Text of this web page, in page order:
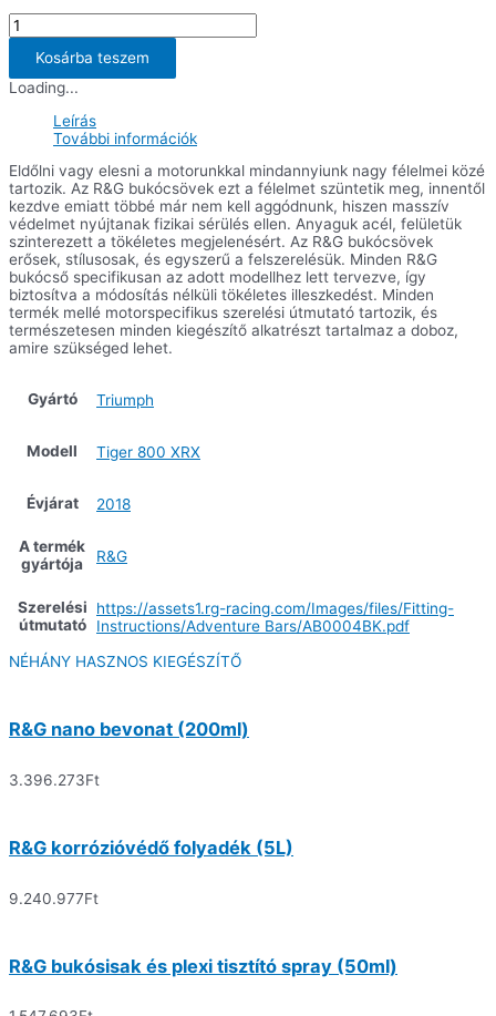
Bukócsövek
Triumph
Tiger
800
'11-
XC
'11-
'17/
Tiger
800
XCA
'18-
/
Tiger
800
XCX
/
mennyiség
Kosárba teszem
Loading...
Leírás
További információk
Eldőlni vagy elesni a motorunkkal mindannyiunk nagy félelmei közé
tartozik. Az R&G bukócsövek ezt a félelmet szüntetik meg, innentől
kezdve emiatt többé már nem kell aggódnunk, hiszen masszív
védelmet nyújtanak fizikai sérülés ellen. Anyaguk acél, felületük
szinterezett a tökéletes megjelenésért. Az R&G bukócsövek
erősek, stílusosak, és egyszerű a felszerelésük. Minden R&G
bukócső specifikusan az adott modellhez lett tervezve, így
biztosítva a módosítás nélküli tökéletes illeszkedést. Minden
termék mellé motorspecifikus szerelési útmutató tartozik, és
természetesen minden kiegészítő alkatrészt tartalmaz a doboz,
amire szükséged lehet.
Gyártó Triumph
Modell Tiger 800 XRX
Évjárat 2018
A termék
gyártója
R&G
Szerelési
útmutató
https://assets1.rg-racing.com/Images/files/Fitting-
Instructions/Adventure Bars/AB0004BK.pdf
NÉHÁNY HASZNOS KIEGÉSZÍTŐ
R&G nano bevonat (200ml)
3.396.273Ft
R&G korrózióvédő folyadék (5L)
9.240.977Ft
R&G bukósisak és plexi tisztító spray (50ml)